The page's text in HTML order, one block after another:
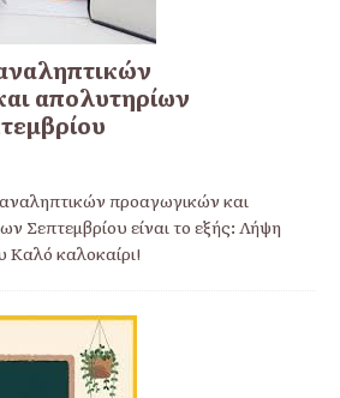
απολυτηρίων
προαγωγικών και
Σεπτεμβρίου είναι το εξής: Λήψη
Καλό καλοκαίρι!